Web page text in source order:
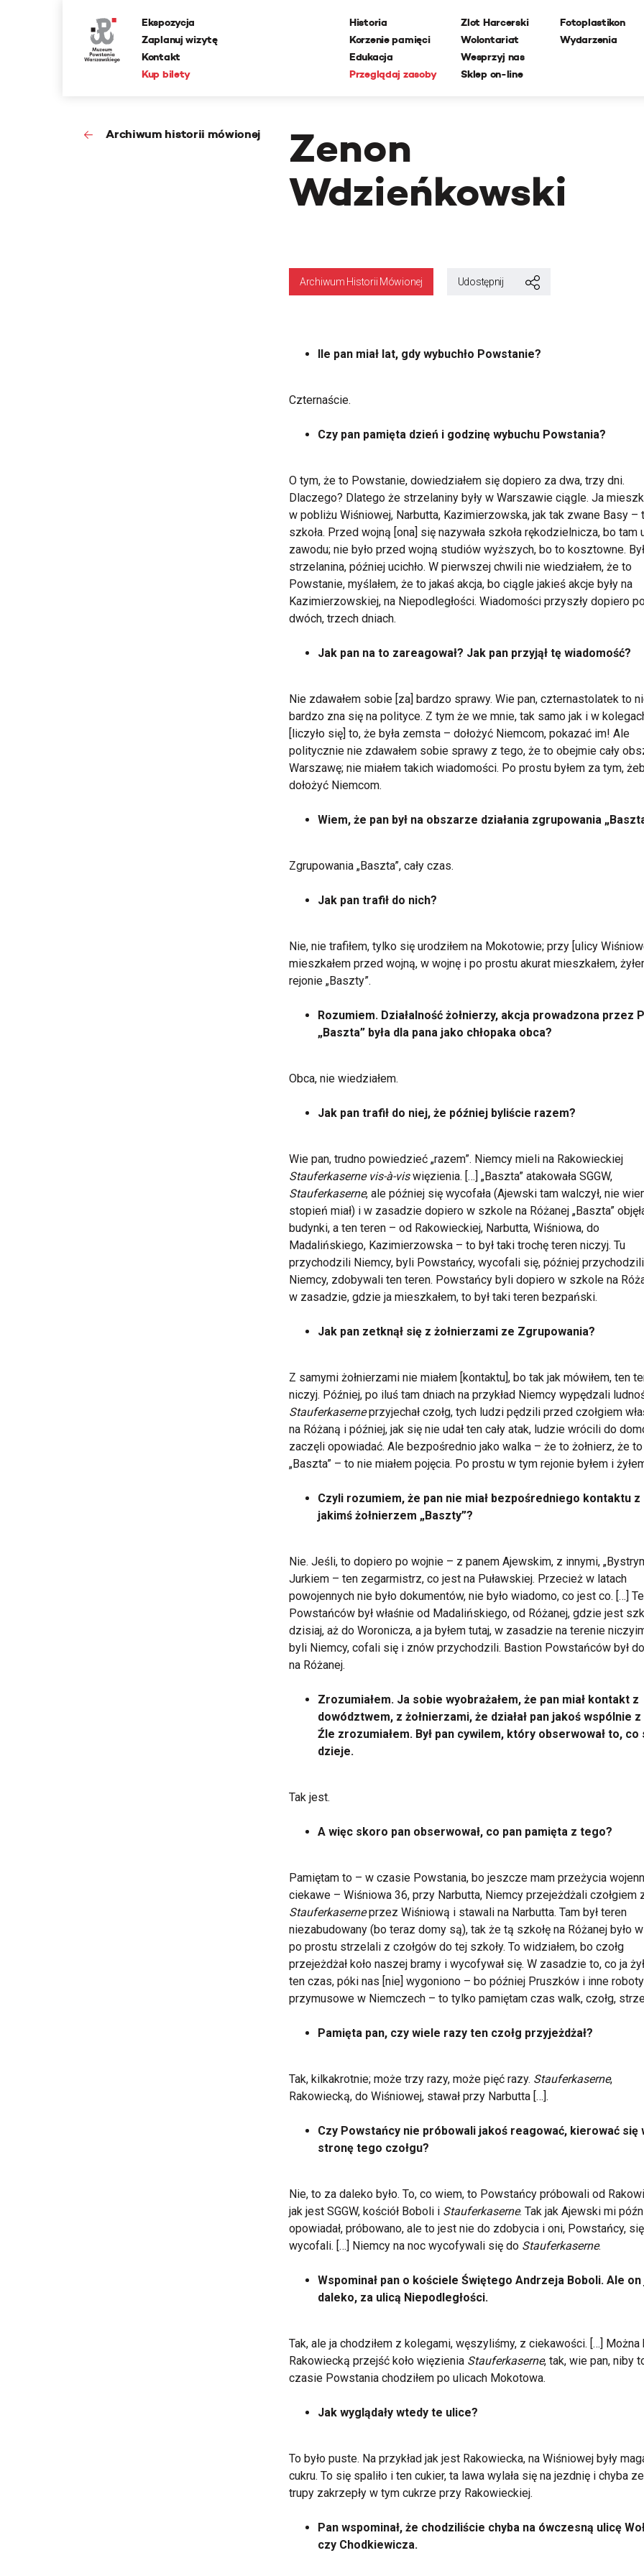
Ekspozycja
Zaplanuj wizytę
Kontakt
Kup bilety
Historia
Korzenie pamięci
Edukacja
Przeglądaj zasoby
Zlot Harcerski
Wolontariat
Wesprzyj nas
Sklep on-line
Fotoplastikon
Wydarzenia
Archiwum historii mówionej
Zenon
Wdzieńkowski
Archiwum Historii Mówionej Udostępnij
Ile pan miał lat, gdy wybuchło Powstanie?
Czternaście.
Czy pan pamięta dzień i godzinę wybuchu Powstania?
O tym, że to Powstanie, dowiedziałem się dopiero za dwa, trzy dni.
Dlaczego? Dlatego że strzelaniny były w Warszawie ciągle. Ja
w pobliżu Wiśniowej, Narbutta, Kazimierzowska, jak tak zwane Basy –
szkoła. Przed wojną [ona] się nazywała szkoła rękodzielnicza, bo tam
zawodu; nie było przed wojną studiów wyższych, bo to kosztowne.
strzelanina, później ucichło. W pierwszej chwili nie wiedziałem, że to
Powstanie, myślałem, że to jakaś akcja, bo ciągle jakieś akcje były na
Kazimierzowskiej, na Niepodległości. Wiadomości przyszły dopiero
dwóch, trzech dniach.
Jak pan na to zareagował? Jak pan przyjął tę wiadomość?
Nie zdawałem sobie [za] bardzo sprawy. Wie pan, czternastolatek to
bardzo zna się na polityce. Z tym że we mnie, tak samo jak i w
[liczyło się] to, że była zemsta – dołożyć Niemcom, pokazać im! Ale
politycznie nie zdawałem sobie sprawy z tego, że to obejmie cały
Warszawę; nie miałem takich wiadomości. Po prostu byłem za tym,
dołożyć Niemcom.
Wiem, że pan był na obszarze działania zgrupowania
Zgrupowania „Baszta”, cały czas.
Jak pan trafił do nich?
Nie, nie trafiłem, tylko się urodziłem na Mokotowie; przy [ulicy
mieszkałem przed wojną, w wojnę i po prostu akurat mieszkałem,
rejonie „Baszty”.
Rozumiem. Działalność żołnierzy, akcja prowadzona przez
„Baszta” była dla pana jako chłopaka obca?
Obca, nie wiedziałem.
Jak pan trafił do niej, że później byliście razem?
Wie pan, trudno powiedzieć „razem”. Niemcy mieli na Rakowieckiej
Stauferkaserne vis-à-viswięzienia. […] „Baszta” atakowała SGGW,
Stauferkaserne, ale później się wycofała (Ajewski tam walczył, nie
stopień miał) i w zasadzie dopiero w szkole na Różanej „Baszta”
budynki, a ten teren – od Rakowieckiej, Narbutta, Wiśniowa, do
Madalińskiego, Kazimierzowska – to był taki trochę teren niczyj. Tu
przychodzili Niemcy, byli Powstańcy, wycofali się, później przychodzili
Niemcy, zdobywali ten teren. Powstańcy byli dopiero w szkole na
w zasadzie, gdzie ja mieszkałem, to był taki teren bezpański.
Jak pan zetknął się z żołnierzami ze Zgrupowania?
Z samymi żołnierzami nie miałem [kontaktu], bo tak jak mówiłem, ten
niczyj. Później, po iluś tam dniach na przykład Niemcy wypędzali
Stauferkaserneprzyjechał czołg, tych ludzi pędzili przed czołgiem
na Różaną i później, jak się nie udał ten cały atak, ludzie wrócili do
zaczęli opowiadać. Ale bezpośrednio jako walka – że to żołnierz, że to
„Baszta” – to nie miałem pojęcia. Po prostu w tym rejonie byłem i
Czyli rozumiem, że pan nie miał bezpośredniego kontaktu z
jakimś żołnierzem „Baszty”?
Nie. Jeśli, to dopiero po wojnie – z panem Ajewskim, z innymi,
Jurkiem – ten zegarmistrz, co jest na Puławskiej. Przecież w latach
powojennych nie było dokumentów, nie było wiadomo, co jest co. […]
Powstańców był właśnie od Madalińskiego, od Różanej, gdzie jest
dzisiaj, aż do Woronicza, a ja byłem tutaj, w zasadzie na terenie
byli Niemcy, cofali się i znów przychodzili. Bastion Powstańców był
na Różanej.
Zrozumiałem. Ja sobie wyobrażałem, że pan miał kontakt z
dowództwem, z żołnierzami, że działał pan jakoś wspólnie z
Źle zrozumiałem. Był pan cywilem, który obserwował to, co
dzieje.
Tak jest.
A więc skoro pan obserwował, co pan pamięta z tego?
Pamiętam to – w czasie Powstania, bo jeszcze mam przeżycia
ciekawe – Wiśniowa 36, przy Narbutta, Niemcy przejeżdżali czołgiem
Stauferkaserneprzez Wiśniową i stawali na Narbutta. Tam był teren
niezabudowany (bo teraz domy są), tak że tą szkołę na Różanej było
po prostu strzelali z czołgów do tej szkoły. To widziałem, bo czołg
przejeżdżał koło naszej bramy i wycofywał się. W zasadzie to, co ja
ten czas, póki nas [nie] wygoniono – bo później Pruszków i inne roboty
przymusowe w Niemczech – to tylko pamiętam czas walk, czołg,
Pamięta pan, czy wiele razy ten czołg przyjeżdżał?
Tak, kilkakrotnie; może trzy razy, może pięć razy. Stauferkaserne,
Rakowiecką, do Wiśniowej, stawał przy Narbutta […].
Czy Powstańcy nie próbowali jakoś reagować, kierować się
stronę tego czołgu?
Nie, to za daleko było. To, co wiem, to Powstańcy próbowali od
jak jest SGGW, kościół Boboli i Stauferkaserne. Tak jak Ajewski mi
opowiadał, próbowano, ale to jest nie do zdobycia i oni, Powstańcy, się
wycofali. […] Niemcy na noc wycofywali się do Stauferkaserne.
Wspominał pan o kościele Świętego Andrzeja Boboli. Ale
daleko, za ulicą Niepodległości.
Tak, ale ja chodziłem z kolegami, węszyliśmy, z ciekawości. […] Można
Rakowiecką przejść koło więzienia Stauferkaserne, tak, wie pan, niby
czasie Powstania chodziłem po ulicach Mokotowa.
Jak wyglądały wtedy te ulice?
To było puste. Na przykład jak jest Rakowiecka, na Wiśniowej były
cukru. To się spaliło i ten cukier, ta lawa wylała się na jezdnię i chyba
trupy zakrzepły w tym cukrze przy Rakowieckiej.
Pan wspominał, że chodziliście chyba na ówczesną ulicę
czy Chodkiewicza.